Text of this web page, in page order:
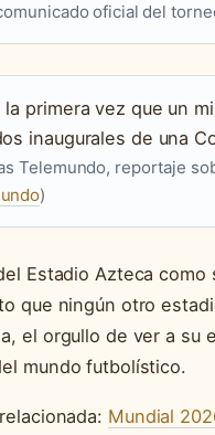
oficial del
la primera vez que un
inaugurales de una
Telemundo, reportaje
)
Estadio Azteca
que ningún otro
el orgullo de ver a su
mundo futbolístico.
Mundial